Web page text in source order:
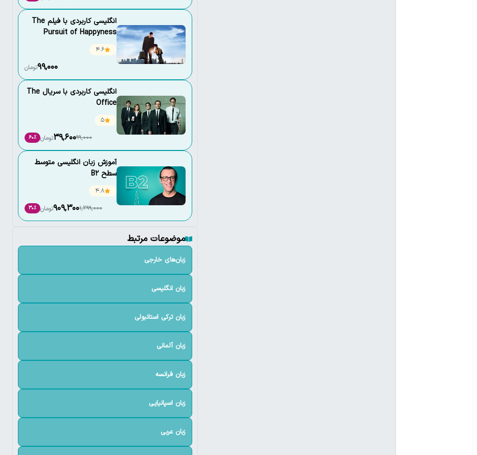
انگلیسی کاربردی با فیلم The
Pursuit of Happyness
4.6
99,000تومان
انگلیسی کاربردی با سریال The
Office
5
99,000
39,600تومان 60٪
آموزش زبان انگلیسی متوسط
سطح B2
4.8
1,299,000
909,300تومان 30٪
موضوعات مرتبط
زبان‌های خارجی
زبان انگلیسی
زبان ترکی استانبولی
زبان آلمانی
زبان فرانسه
زبان اسپانیایی
زبان عربی